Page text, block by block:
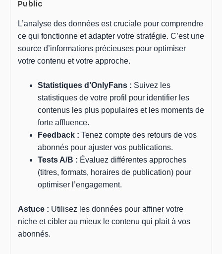
Public
L’analyse des données est cruciale pour comprendre
ce qui fonctionne et adapter votre stratégie. C’est une
source d’informations précieuses pour optimiser
votre contenu et votre approche.
Statistiques d’OnlyFans : Suivez les
statistiques de votre profil pour identifier les
contenus les plus populaires et les moments de
forte affluence.
Feedback : Tenez compte des retours de vos
abonnés pour ajuster vos publications.
Tests A/B : Évaluez différentes approches
(titres, formats, horaires de publication) pour
optimiser l’engagement.
Astuce : Utilisez les données pour affiner votre
niche et cibler au mieux le contenu qui plait à vos
abonnés.